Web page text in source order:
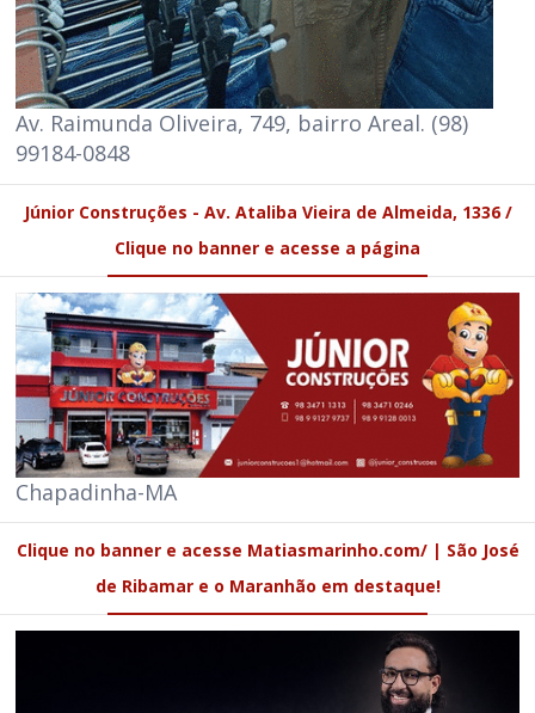
Av. Raimunda Oliveira, 749, bairro Areal. (98)
99184-0848
Júnior Construções - Av. Ataliba Vieira de Almeida, 1336 /
Clique no banner e acesse a página
Chapadinha-MA
Clique no banner e acesse Matiasmarinho.com/ | São José
de Ribamar e o Maranhão em destaque!